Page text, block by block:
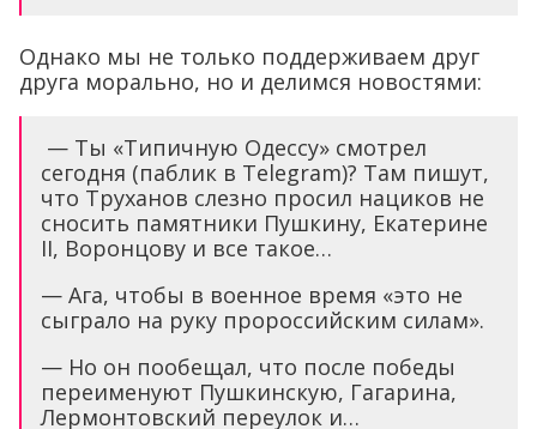
Однако мы не только поддерживаем друг
друга морально, но и делимся новостями:
— Ты «Типичную Одессу» смотрел
сегодня (паблик в Telegram)? Там пишут,
что Труханов слезно просил нациков не
сносить памятники Пушкину, Екатерине
II, Воронцову и все такое…
— Ага, чтобы в военное время «это не
сыграло на руку пророссийским силам».
— Но он пообещал, что после победы
переименуют Пушкинскую, Гагарина,
Лермонтовский переулок и…